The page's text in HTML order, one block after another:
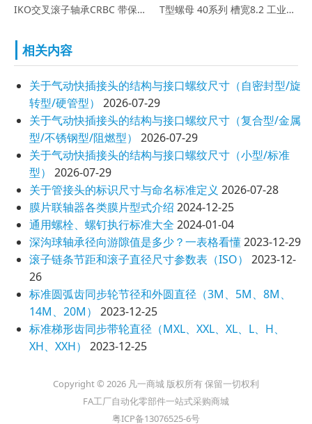
IKO交叉滚子轴承CRBC 带保持架型 T型螺母 40系列 槽宽8.2 工业铝型材配件 紧固件
相关内容
关于气动快插接头的结构与接口螺纹尺寸（自密封型/旋
转型/硬管型）
2026-07-29
关于气动快插接头的结构与接口螺纹尺寸（复合型/金属
型/不锈钢型/阻燃型）
2026-07-29
关于气动快插接头的结构与接口螺纹尺寸（小型/标准
型）
2026-07-29
关于管接头的标识尺寸与命名标准定义 2026-07-28
膜片联轴器各类膜片型式介绍 2024-12-25
通用螺栓、螺钉执行标准大全 2024-01-04
深沟球轴承径向游隙值是多少？一表格看懂2023-12-29
滚子链条节距和滚子直径尺寸参数表（ISO）
2023-12-
26
标准圆弧齿同步轮节径和外圆直径（3M、5M、8M、
14M、20M）
2023-12-25
标准梯形齿同步带轮直径（MXL、XXL、XL、L、H、
XH、XXH）
2023-12-25
Copyright © 2026 凡一商城 版权所有 保留一切权利
FA工厂自动化零部件一站式采购商城
粤ICP备13076525-6号